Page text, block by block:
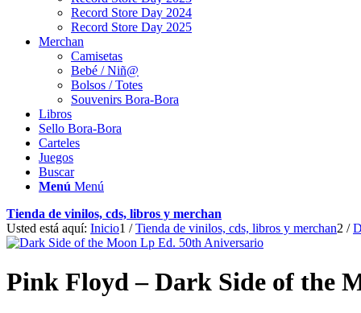
Record Store Day 2024
Record Store Day 2025
Merchan
Camisetas
Bebé / Niñ@
Bolsos / Totes
Souvenirs Bora-Bora
Libros
Sello Bora-Bora
Carteles
Juegos
Buscar
Menú Menú
Tienda de vinilos, cds, libros y merchan
Usted está aquí: Inicio1 / Tienda de vinilos, cds, libros y merchan2 /
Pink Floyd – Dark Side of the